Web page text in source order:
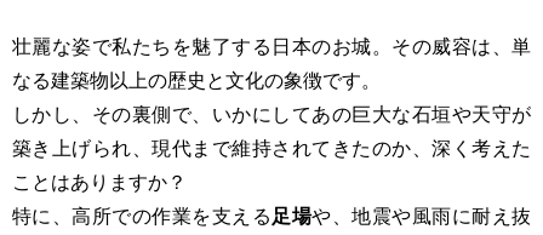
壮麗な姿で私たちを魅了する日本のお城。その威容は、単
なる建築物以上の歴史と文化の象徴です。
しかし、その裏側で、いかにしてあの巨大な石垣や天守が
築き上げられ、現代まで維持されてきたのか、深く考えた
ことはありますか？
特に、高所での作業を支える 足場や、地震や風雨に耐え抜